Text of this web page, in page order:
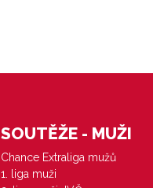
SOUTĚŽE - MUŽI
Chance Extraliga mužů
1. liga muži